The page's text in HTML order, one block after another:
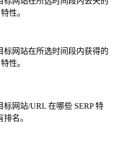
性。
标网站在所选时间段内获得的
性。
标网站/URL 在哪些 SERP 特
排名。